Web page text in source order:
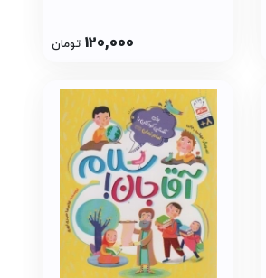
120,000 تومان